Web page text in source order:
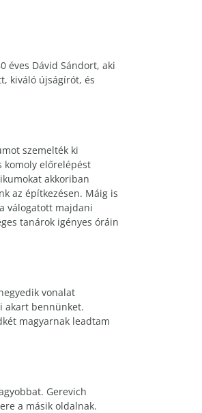
éves Dávid Sándort, aki
kiváló újságírót, és
szemelték ki
komoly előrelépést
akkoriban
az építkezésen. Máig is
válogatott majdani
tanárok igényes óráin
vonalat
akart bennünket.
magyarnak leadtam
Gerevich
a másik oldalnak.